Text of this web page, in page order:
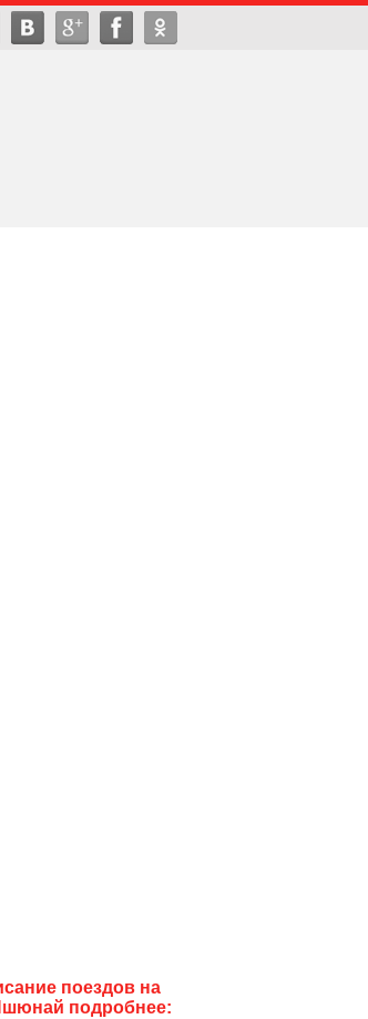
поездов на
подробнее: